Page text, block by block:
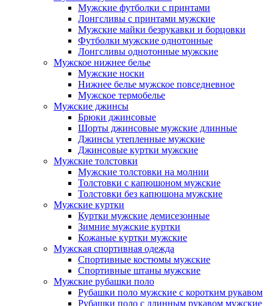
Мужские футболки с принтами
Лонгсливы с принтами мужские
Мужские майки безрукавки и борцовки
Футболки мужские однотонные
Лонгсливы однотонные мужские
Мужское нижнее белье
Мужские носки
Нижнее белье мужское повседневное
Мужское термобелье
Мужские джинсы
Брюки джинсовые
Шорты джинсовые мужские длинные
Джинсы утепленные мужские
Джинсовые куртки мужские
Мужские толстовки
Мужские толстовки на молнии
Толстовки с капюшоном мужские
Толстовки без капюшона мужские
Мужские куртки
Куртки мужские демисезонные
Зимние мужские куртки
Кожаные куртки мужские
Мужская спортивная одежда
Спортивные костюмы мужские
Спортивные штаны мужские
Мужские рубашки поло
Рубашки поло мужские с коротким рукавом
Рубашки поло с длинным рукавом мужские